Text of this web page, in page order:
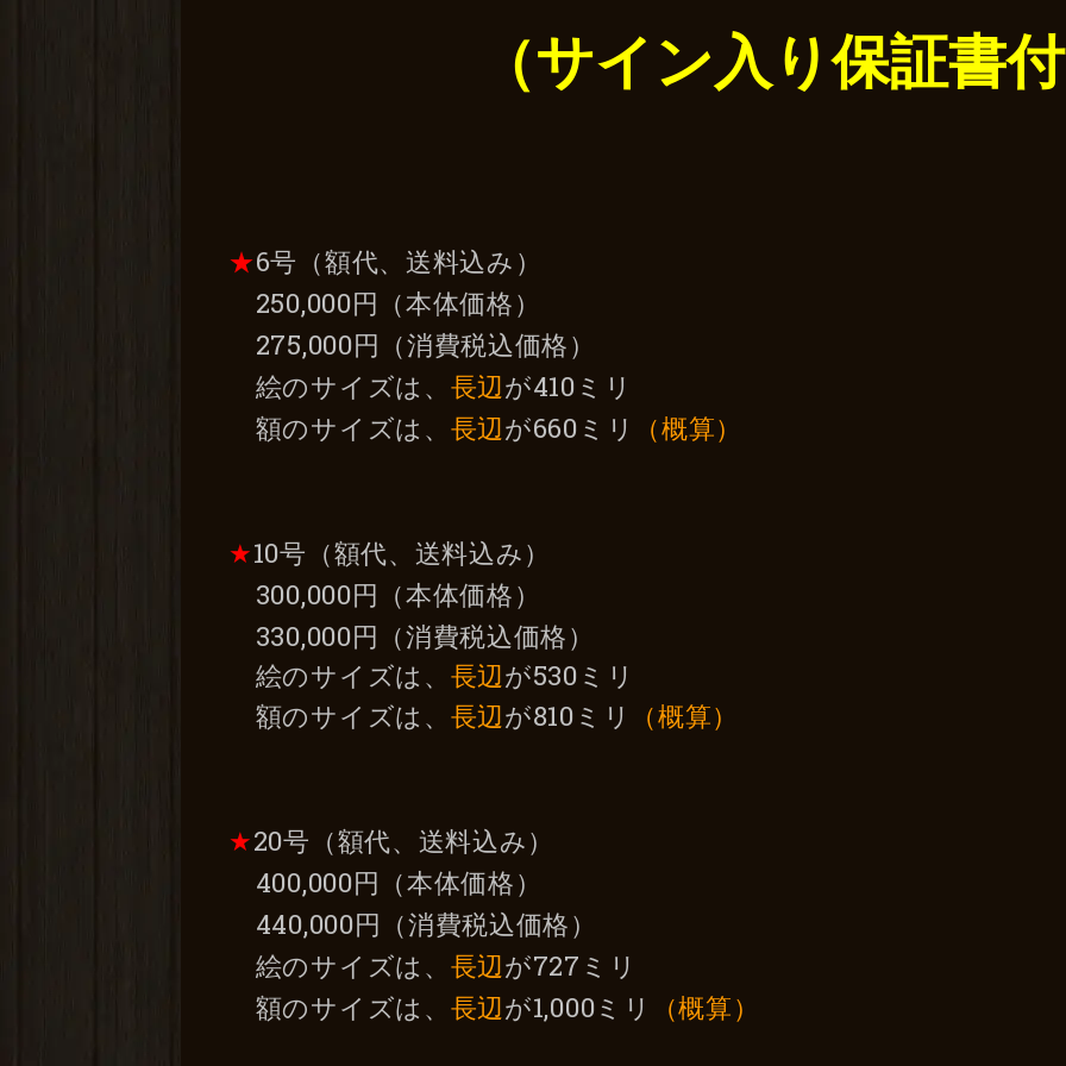
（サイン入り保証書
★6号（額代、送料込み）
250,000円（本体価格）
275,000円（消費税込価格）
絵のサイズは、 長辺が410ミリ
額のサイズは、 長辺が660ミリ （概算）
★10号（額代、送料込み）
300,000円（本体価格）
330,000円（消費税込価格）
絵のサイズは、 長辺が530ミリ
額のサイズは、 長辺が810ミリ （概算）
★20号（額代、送料込み）
400,000円（本体価格）
440,000円（消費税込価格）
絵のサイズは、 長辺が727ミリ
額のサイズは、 長辺が1,000ミリ （概算）